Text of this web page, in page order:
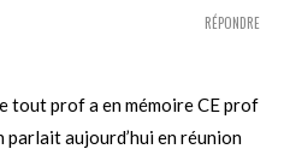
tout prof a en mémoire CE prof
parlait aujourd’hui en réunion
RÉPONDRE